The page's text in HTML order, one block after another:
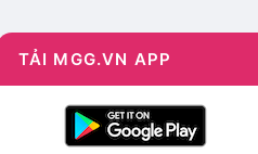
TẢI MGG.VN APP